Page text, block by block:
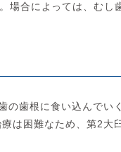
場合によっては、むし
の歯根に食い込んでい
は困難なため、第2大